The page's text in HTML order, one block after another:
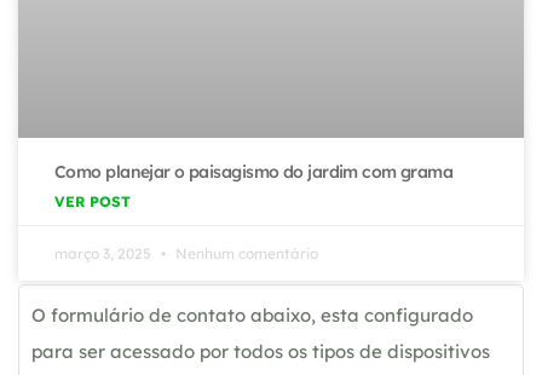
Como planejar o paisagismo do jardim com grama
VER POST
março 3, 2025 Nenhum comentário
O formulário de contato abaixo, esta configurado
para ser acessado por todos os tipos de dispositivos